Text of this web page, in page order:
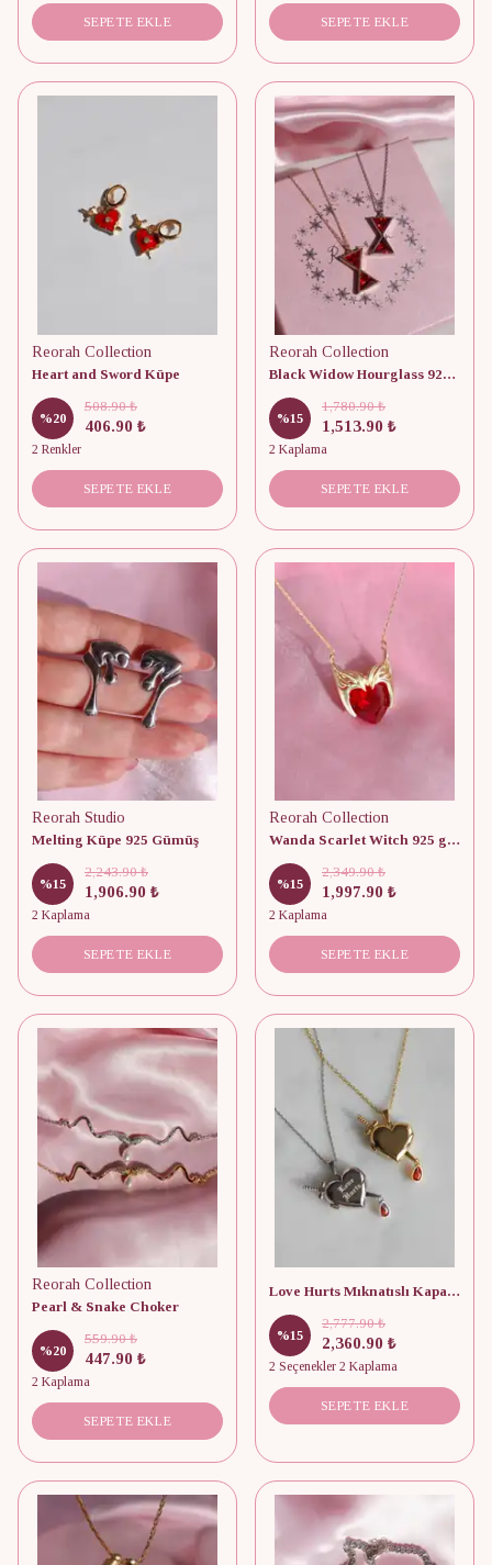
SEPETE EKLE SEPETE EKLE
Reorah Collection
Heart and Sword Küpe
%20
508.90 ₺
406.90 ₺
2 Renkler
SEPETE EKLE
Reorah Collection
Black Widow Hourglass 925 Gümüş Kolye
%15
1,780.90 ₺
1,513.90 ₺
2 Kaplama
SEPETE EKLE
Reorah Studio
Melting Küpe 925 Gümüş
%15
2,243.90 ₺
1,906.90 ₺
2 Kaplama
SEPETE EKLE
Reorah Collection
Wanda Scarlet Witch 925 gümüş Kolye
%15
2,349.90 ₺
1,997.90 ₺
2 Kaplama
SEPETE EKLE
Reorah Collection
Pearl & Snake Choker
%20
559.90 ₺
447.90 ₺
2 Kaplama
SEPETE EKLE
Love Hurts Mıknatıslı Kapaklı 925 Gümüş Kolye
%15
2,777.90 ₺
2,360.90 ₺
2 Seçenekler 2 Kaplama
SEPETE EKLE